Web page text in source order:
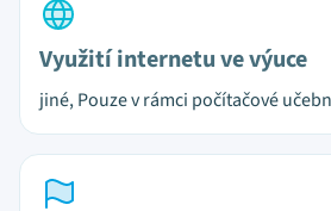
Využití internetu ve výuce
jiné, Pouze v rámci počítačové